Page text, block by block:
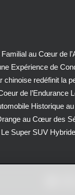
au Cœur de
Expérience de
redéfinit la
de l’Endurance
Historique
au Cœur des
Super SUV